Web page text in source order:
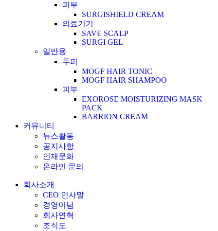
피부
SURGISHIELD CREAM
의료기기
SAVE SCALP
SURGI GEL
일반용
두피
MOGF HAIR TONIC
MOGF HAIR SHAMPOO
피부
EXOROSE MOISTURIZING MASK
PACK
BARRION CREAM
커뮤니티
뉴스활동
공지사항
인재문화
온라인 문의
회사소개
CEO 인사말
경영이념
회사연혁
조직도